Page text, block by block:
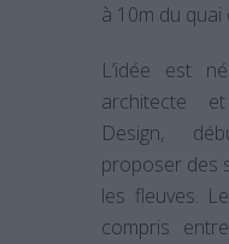
à 10m du quai
L’idée est
architecte
Design,
proposer des
les fleuves.
compris